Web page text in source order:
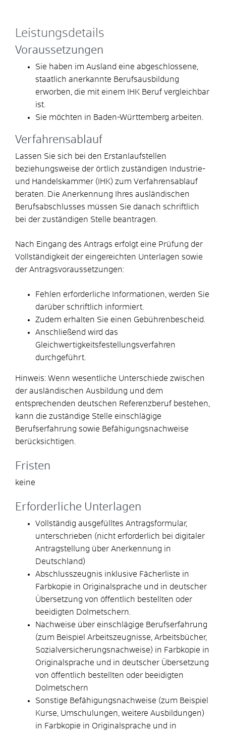
Leistungsdetails
Voraussetzungen
Sie haben im Ausland eine abgeschlossene,
staatlich anerkannte Berufsausbildung
erworben, die mit einem IHK Beruf vergleichbar
ist.
Sie möchten in Baden-Württemberg arbeiten.
Verfahrensablauf
Lassen Sie sich bei den Erstanlaufstellen
beziehungsweise der örtlich zuständigen Industrie-
und Handelskammer (IHK) zum Verfahrensablauf
beraten. Die Anerkennung Ihres ausländischen
Berufsabschlusses müssen Sie danach schriftlich
bei der zuständigen Stelle beantragen.
Nach Eingang des Antrags erfolgt eine Prüfung der
Vollständigkeit der eingereichten Unterlagen sowie
der Antragsvoraussetzungen:
Fehlen erforderliche Informationen, werden Sie
darüber schriftlich informiert.
Zudem erhalten Sie einen Gebührenbescheid.
Anschließend wird das
Gleichwertigkeitsfestellungsverfahren
durchgeführt.
Hinweis: Wenn wesentliche Unterschiede zwischen
der ausländischen Ausbildung und dem
entsprechenden deutschen Referenzberuf bestehen,
kann die zuständige Stelle einschlägige
Berufserfahrung sowie Befähigungsnachweise
berücksichtigen.
Fristen
keine
Erforderliche Unterlagen
Vollständig ausgefülltes Antragsformular,
unterschrieben (nicht erforderlich bei digitaler
Antragstellung über Anerkennung in
Deutschland)
Abschlusszeugnis inklusive Fächerliste in
Farbkopie in Originalsprache und in deutscher
Übersetzung von öffentlich bestellten oder
beeidigten Dolmetschern.
Nachweise über einschlägige Berufserfahrung
(zum Beispiel Arbeitszeugnisse, Arbeitsbücher,
Sozialversicherungsnachweise) in Farbkopie in
Originalsprache und in deutscher Übersetzung
von öffentlich bestellten oder beeidigten
Dolmetschern
Sonstige Befähigungsnachweise (zum Beispiel
Kurse, Umschulungen, weitere Ausbildungen)
in Farbkopie in Originalsprache und in